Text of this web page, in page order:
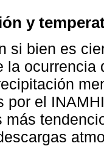
y
si bien es
la
por el
más